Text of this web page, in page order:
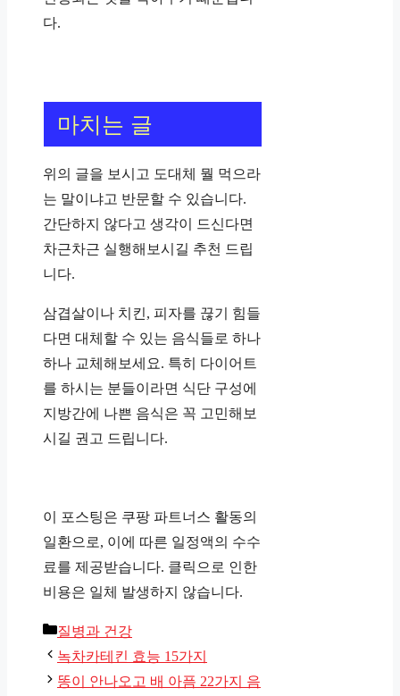
다.
마치는 글
위의 글을 보시고 도대체 뭘 먹으라
는 말이냐고 반문할 수 있습니다.
간단하지 않다고 생각이 드신다면
차근차근 실행해보시길 추천 드립
니다.
삼겹살이나 치킨, 피자를 끊기 힘들
다면 대체할 수 있는 음식들로 하나
하나 교체해보세요. 특히 다이어트
를 하시는 분들이라면 식단 구성에
지방간에 나쁜 음식은 꼭 고민해보
시길 권고 드립니다.
이 포스팅은 쿠팡 파트너스 활동의
일환으로, 이에 따른 일정액의 수수
료를 제공받습니다. 클릭으로 인한
비용은 일체 발생하지 않습니다.
카
테
고
질병과 건강
녹차카테킨 효능 15가지
똥이 안나오고 배 아픔 22가지 음